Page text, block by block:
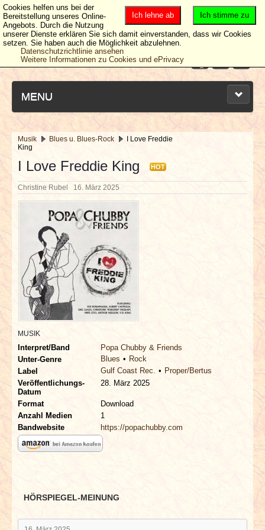
MENU
NEUESTE ARTIKEL
NEWS & DATES
BERICHTE
VERLOSUNGEN
INTERVIEWS
SPECIALS
REDAKTION
LINKS
ARCHIV
Musik Blues u. Blues-Rock
I Love Freddie
King
I Love Freddie King HOT
Christine Rubel 16. März 2025
MUSIK
Interpret/Band
Popa Chubby & Friends
Unter-Genre
Blues
Rock
Label
Gulf Coast Rec.
Proper/Bertus
Veröffentlichungs-
Datum
28. März 2025
Format
Download
Anzahl Medien
1
Bandwebsite
https://popachubby.com
HÖRSPIEGEL-MEINUNG
Ich stimme zu
Ich lehne ab
Cookies helfen uns bei der
Bereitstellung unseres Online-
Angebots. Durch die Nutzung
unserer Dienste erklären Sie sich damit einverstanden, dass wir Cookies
setzen. Sie haben auch die Möglichkeit abzulehnen.
Datenschutzrichtlinie ansehen
Weitere Informationen zu Cookies und ePrivacy